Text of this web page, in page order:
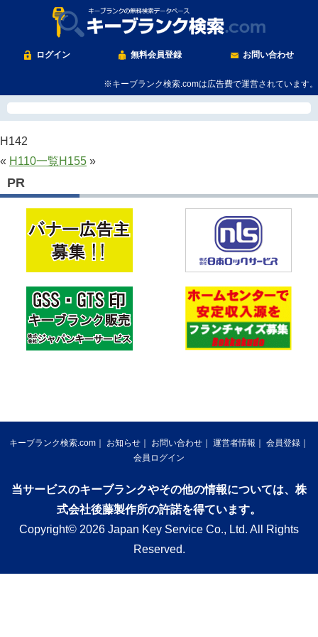
ログイン 無料会員登録 お問い合わせ
※キーブランク検索.comは広告費で運営されています。
H142
« H110一覧H155 »
PR
キーブランク検索.com お知らせ お問い合わせ 運営者情報
会員登録
会員ログイン
当サービスのキーブランクやその他の情報については、株
式会社後藤製作所の許諾を得ています。
Copyright© 2026 Japan Key Service Co., Ltd. All Rights
Reserved.